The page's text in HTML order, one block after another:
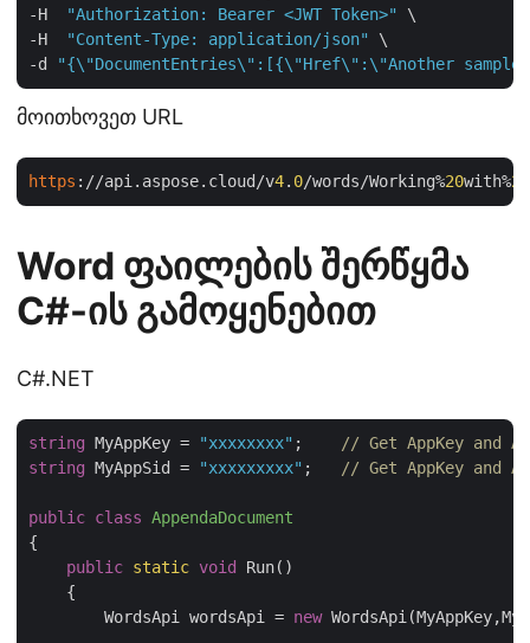
-H
"Authorization: Bearer <JWT Token>"
\
-H
"Content-Type: application/json"
\
-d
"{\"DocumentEntries\":[{\"Href\":\"Another sample
მოითხოვეთ URL
https ://api.aspose.cloud/v4. 0/words/Working%20with%20
Word ფაილების შერწყმა
C#-ის გამოყენებით
C#.NET
string MyAppKey = "xxxxxxxx" ; // Get AppKey and
string MyAppSid = "xxxxxxxxx" ; // Get AppKey and
public class AppendaDocument
{
public static void
Run()
    {
        WordsApi wordsApi =
new